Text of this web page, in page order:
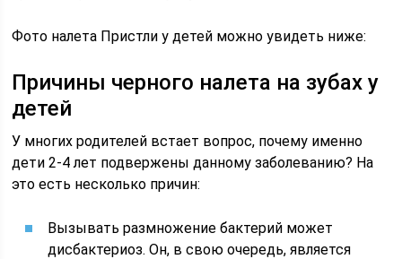
Фото налета Пристли у детей можно увидеть ниже:
Причины черного налета на зубах у
детей
У многих родителей встает вопрос, почему именно
дети 2-4 лет подвержены данному заболеванию? На
это есть несколько причин:
Вызывать размножение бактерий может
дисбактериоз. Он, в свою очередь, является